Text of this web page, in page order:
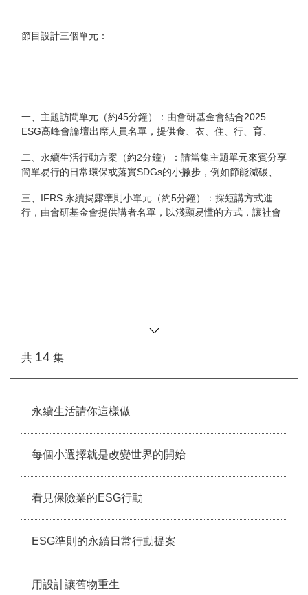
究發展基金會之下成立「永續準則委員會」（TSASB），推動
行動方案，會研基金會與國立教育廣播電臺共同合作製播企業
與環境永續發展節目，期能以互惠合作及社會共好的目標，善
展善盡心力。
節目設計三個單元：
一、主題訪問單元（約45分鐘）：由會研基金會結合2025
ESG高峰會論壇出席人員名單，提供食、衣、住、行、育、
案例說明如何落實ESG，對於民眾的日常生活、消費行為產生
何種影響。
二、永續生活行動方案（約2分鐘）：請當集主題單元來賓分享
簡單易行的日常環保或落實SDGs的小撇步，例如節能減碳、
貧窮、性別平權、公平工作與經濟成長等行動方案，以此鼓勵
聽眾從自身做起，落實生活永續。
三、IFRS 永續揭露準則小單元（約5分鐘）：採短講方式進
行，由會研基金會提供講者名單，以淺顯易懂的方式，讓社會
共 14 集
永續生活請你這樣做
每個小選擇就是改變世界的開始
看見保險業的ESG行動
ESG準則的永續日常行動提案
用設計讓舊物重生